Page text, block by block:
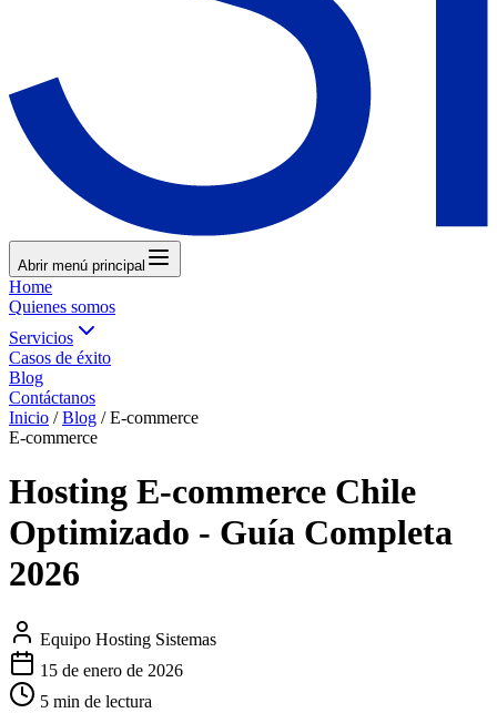
Abrir menú principal
Home
Quienes somos
Servicios
Casos de éxito
Blog
Contáctanos
Inicio / Blog / E-commerce
E-commerce
Hosting E-commerce Chile
Optimizado - Guía Completa
2026
Equipo Hosting Sistemas
15 de enero de 2026
5 min de lectura